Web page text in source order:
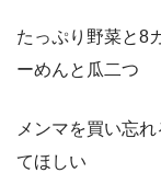
たっぷり野菜と8
ーめんと瓜二つ
メンマを買い忘
てほしい